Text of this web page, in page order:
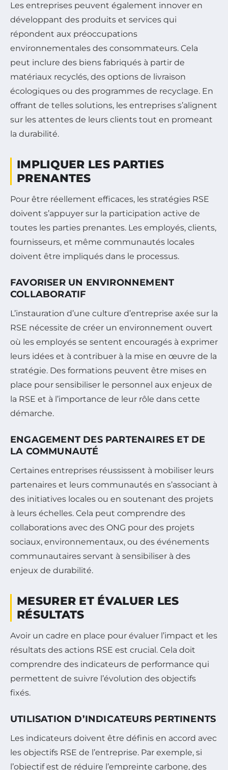
Les entreprises peuvent également innover en
développant des produits et services qui
répondent aux préoccupations
environnementales des consommateurs. Cela
peut inclure des biens fabriqués à partir de
matériaux recyclés, des options de livraison
écologiques ou des programmes de recyclage. En
offrant de telles solutions, les entreprises s’alignent
sur les attentes de leurs clients tout en promeant
la durabilité.
IMPLIQUER LES PARTIES
PRENANTES
Pour être réellement efficaces, les stratégies RSE
doivent s’appuyer sur la participation active de
toutes les parties prenantes. Les employés, clients,
fournisseurs, et même communautés locales
doivent être impliqués dans le processus.
FAVORISER UN ENVIRONNEMENT
COLLABORATIF
L’instauration d’une culture d’entreprise axée sur la
RSE nécessite de créer un environnement ouvert
où les employés se sentent encouragés à exprimer
leurs idées et à contribuer à la mise en œuvre de la
stratégie. Des formations peuvent être mises en
place pour sensibiliser le personnel aux enjeux de
la RSE et à l’importance de leur rôle dans cette
démarche.
ENGAGEMENT DES PARTENAIRES ET DE
LA COMMUNAUTÉ
Certaines entreprises réussissent à mobiliser leurs
partenaires et leurs communautés en s’associant à
des initiatives locales ou en soutenant des projets
à leurs échelles. Cela peut comprendre des
collaborations avec des ONG pour des projets
sociaux, environnementaux, ou des événements
communautaires servant à sensibiliser à des
enjeux de durabilité.
MESURER ET ÉVALUER LES
RÉSULTATS
Avoir un cadre en place pour évaluer l’impact et les
résultats des actions RSE est crucial. Cela doit
comprendre des indicateurs de performance qui
permettent de suivre l’évolution des objectifs
fixés.
UTILISATION D’INDICATEURS PERTINENTS
Les indicateurs doivent être définis en accord avec
les objectifs RSE de l’entreprise. Par exemple, si
l’objectif est de réduire l’empreinte carbone, des